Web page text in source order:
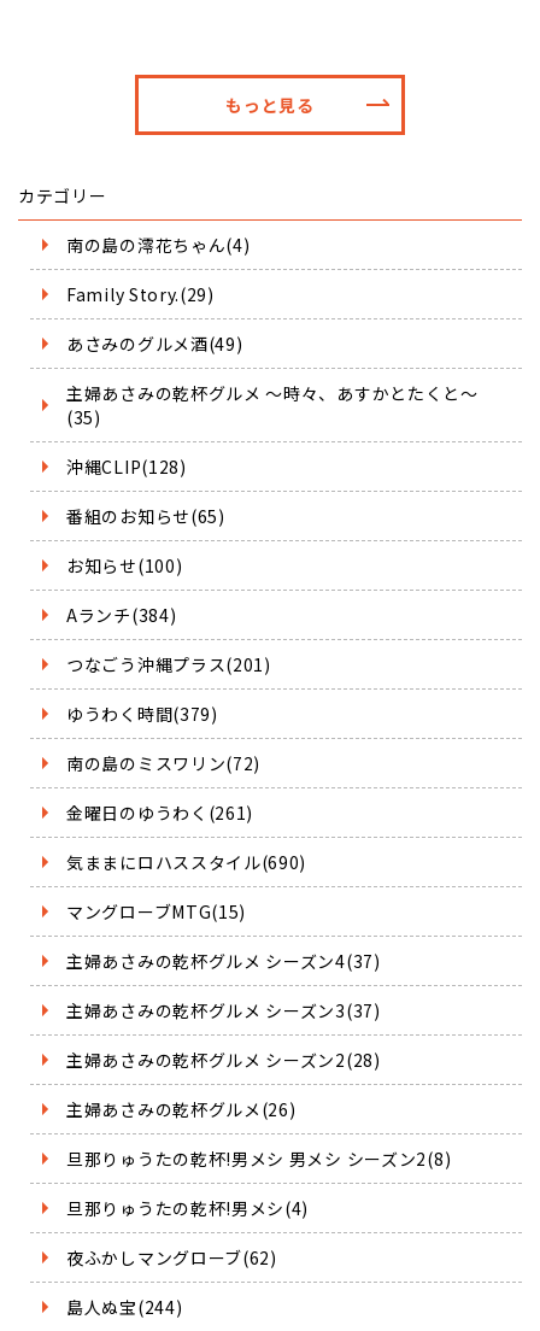
もっと見る
カテゴリー
南の島の澪花ちゃん(4)
Family Story.(29)
あさみのグルメ酒(49)
主婦あさみの乾杯グルメ ～時々、あすかとたくと～
(35)
沖縄CLIP(128)
番組のお知らせ(65)
お知らせ(100)
Aランチ(384)
つなごう沖縄プラス(201)
ゆうわく時間(379)
南の島のミスワリン(72)
金曜日のゆうわく(261)
気ままにロハススタイル(690)
マングローブMTG(15)
主婦あさみの乾杯グルメ シーズン4(37)
主婦あさみの乾杯グルメ シーズン3(37)
主婦あさみの乾杯グルメ シーズン2(28)
主婦あさみの乾杯グルメ(26)
旦那りゅうたの乾杯!男メシ 男メシ シーズン2(8)
旦那りゅうたの乾杯!男メシ(4)
夜ふかしマングローブ(62)
島人ぬ宝(244)